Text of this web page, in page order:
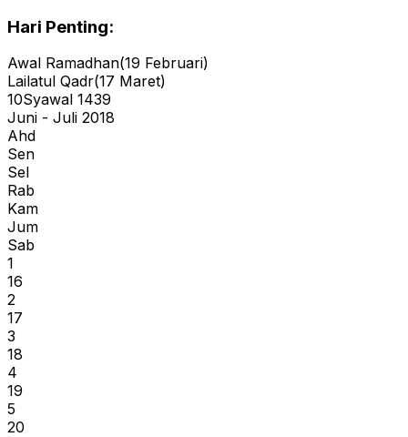
Hari Penting:
Awal Ramadhan(19 Februari)
Lailatul Qadr(17 Maret)
10Syawal 1439
Juni - Juli 2018
Ahd
Sen
Sel
Rab
Kam
Jum
Sab
1
16
2
17
3
18
4
19
5
20